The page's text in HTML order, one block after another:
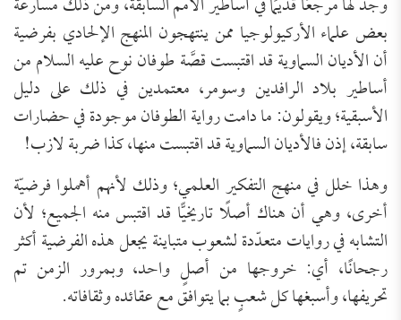
بعض علماء الأركيولوجيا ممن ينتهجون المنهج الإلحادي بفرضية
أن الأديان السماوية قد اقتبست قصَّة طوفان نوح عليه السلام من
أساطير بلاد الرافدين وسومر، معتمدين في ذلك على دليل
الأسبقية؛ ويقولون: ما دامت رواية الطوفان موجودة في حضارات
سابقة، إذن فالأديان السماوية قد اقتبست منها، كذا ضربة لازب!
وهذا خلل في منهج التفكير العلمي؛ وذلك لأنهم أهملوا فرضيّة
أخرى، وهي أن هناك أصلًا تاريخيًّا قد اقتبس منه الجميع؛ لأن
التشابه في روايات متعدّدة لشعوب متباينة يجعل هذه الفرضية أكثر
رجحانًا، أي: خروجها من أصلٍ واحد، وبمرور الزمن تم
تحريفها، وأسبغها كل شعبٍ بما يتوافق مع عقائده وثقافاته.